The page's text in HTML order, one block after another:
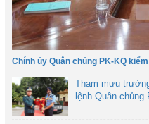
Chính ủy Quân chủng PK-KQ
Tham mưu
lệnh Quân chủng